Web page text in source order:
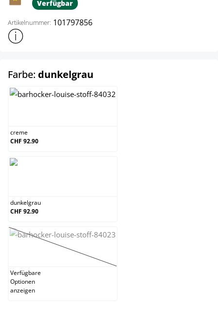
Verfügbar
Artikelnummer: 101797856
Weitere Produktinformationen anzeigen
Farbe: dunkelgrau
creme
CHF 92.90
dunkelgrau
CHF 92.90
hellgrau
(Diese Option ist zurzeit nicht verfügbar.)
Verfügbare
Optionen
anzeigen